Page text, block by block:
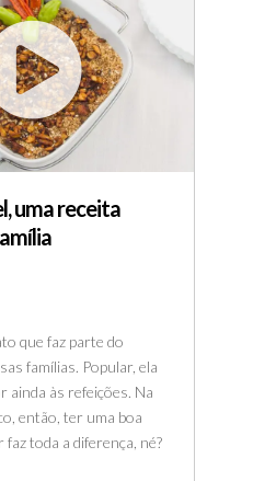
uma receita
que faz parte do
famílias. Popular, ela
ainda às refeições. Na
então, ter uma boa
toda a diferença, né?